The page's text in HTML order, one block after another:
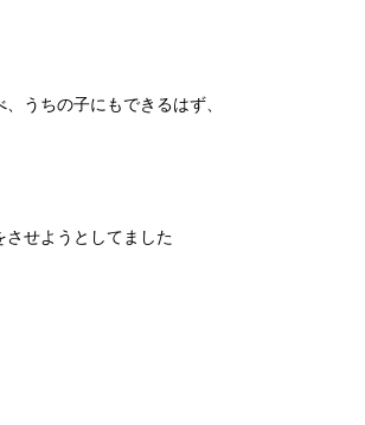
うちの子にもできるはず、
させようとしてました